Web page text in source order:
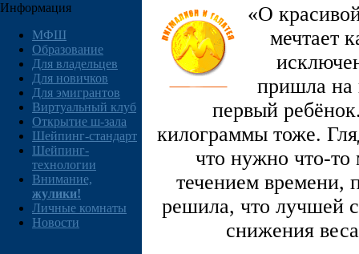
Информация
МФШ
Образование
Для владельцев
Для новичков
Для эмигрантов
Виртуальный клуб
Открытие ш-зала
Шейпинг-стандарт
Шейпинг-
технологии
Внимание,
жулики!
Личные комнаты
Новости
«О
мечтает
пришла на
первый
килограммы тоже.
что нужно что-то
течением времени,
решила, что лучшей
снижения